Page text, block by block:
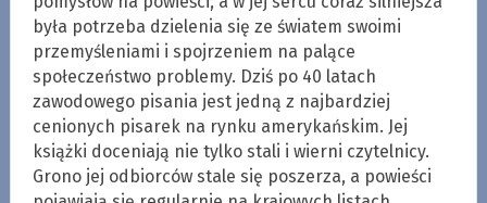
była potrzeba dzielenia się ze światem swoimi
przemyśleniami i spojrzeniem na palące
społeczeństwo problemy. Dziś po 40 latach
zawodowego pisania jest jedną z najbardziej
cenionych pisarek na rynku amerykańskim. Jej
książki doceniają nie tylko stali i wierni czytelnicy.
Grono jej odbiorców stale się poszerza, a powieści